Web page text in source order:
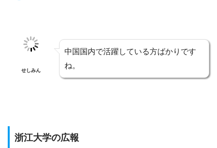
せしみん
中国国内で活躍している方ばかりです
ね。
浙江大学の広報